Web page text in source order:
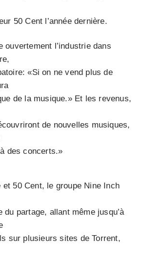
50 Cent l’année dernière.
ouvertement l’industrie dans
«Si on ne vend plus de
de la musique.» Et les revenus,
de nouvelles musiques,
des concerts.»
50 Cent, le groupe Nine Inch
du partage, allant même jusqu’à
sur plusieurs sites de Torrent,